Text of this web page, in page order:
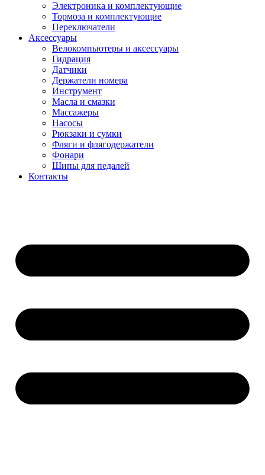
Электроника и комплектующие
Тормоза и комплектующие
Переключатели
Аксессуары
Велокомпьютеры и аксессуары
Гидрация
Датчики
Держатели номера
Инструмент
Масла и смазки
Массажеры
Насосы
Рюкзаки и сумки
Фляги и флягодержатели
Фонари
Шипы для педалей
Контакты